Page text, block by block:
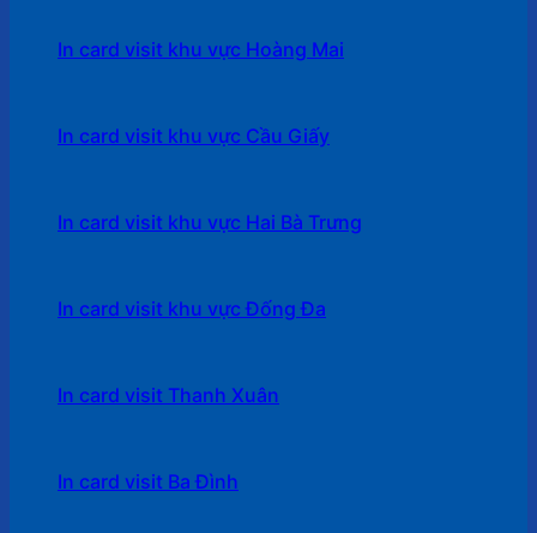
In card visit khu vực Hoàng Mai
In card visit khu vực Cầu Giấy
In card visit khu vực Hai Bà Trưng
In card visit khu vực Đống Đa
In card visit Thanh Xuân
In card visit Ba Đình